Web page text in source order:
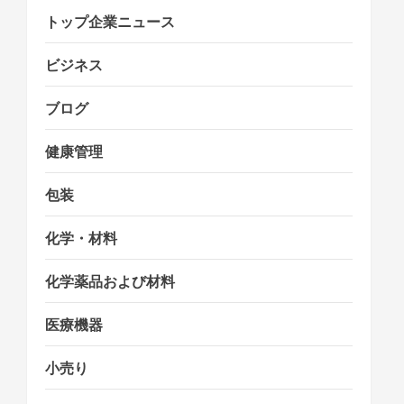
トップ企業ニュース
ビジネス
ブログ
健康管理
包装
化学・材料
化学薬品および材料
医療機器
小売り